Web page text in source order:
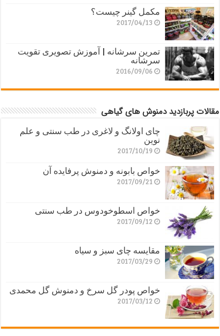
مکمل گینر چیست؟
2017/04/13
تمرین سرشانه | آموزش تصویری تقویت
سرشانه
2016/09/06
مقالات پربازدید دمنوش های گیاهی
چای اولانگ و لاغری در طب سنتی و علم
نوین
2017/10/19
خواص بابونه و دمنوش پرفایده آن
2017/09/21
خواص اسطوخودوس در طب سنتی
2017/09/12
مقایسه چای سبز و سیاه
2017/03/29
خواص پودر گل سرخ و دمنوش گل محمدی
2017/03/12